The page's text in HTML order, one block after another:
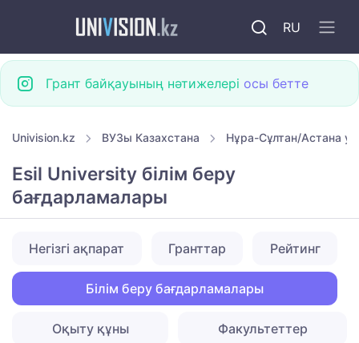
RU
Грант байқауының нәтижелері осы бетте
Univision.kz ВУЗы Казахстана Нұра-Сұлтан/Астана
Esil University бiлiм беру
бағдарламалары
Негізгі ақпарат Гранттар Рейтинг
Білім беру бағдарламалары
Оқыту құны Факультеттер